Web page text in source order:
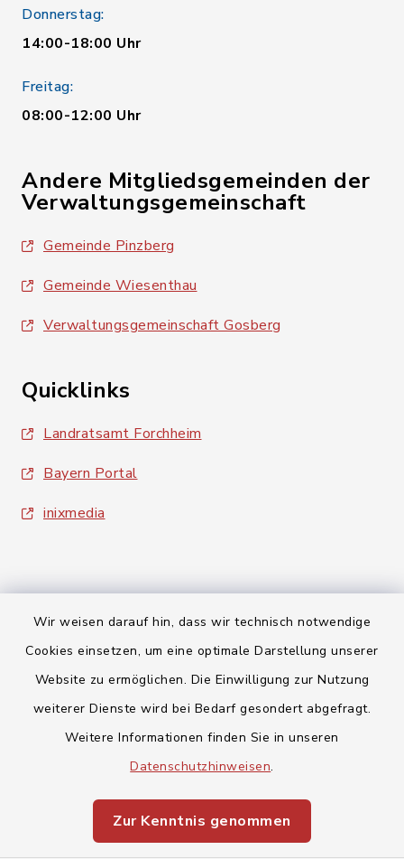
Wir weisen darauf hin, dass wir technisch notwendige
Cookies einsetzen, um eine optimale Darstellung unserer
Website zu ermöglichen. Die Einwilligung zur Nutzung
weiterer Dienste wird bei Bedarf gesondert abgefragt.
Weitere Informationen finden Sie in unseren
Datenschutzhinweisen.
Zur Kenntnis genommen
Donnerstag:
14:00-18:00 Uhr
Freitag:
08:00-12:00 Uhr
Andere Mitgliedsgemeinden der
Verwaltungsgemeinschaft
Gemeinde Pinzberg
Gemeinde Wiesenthau
Verwaltungsgemeinschaft Gosberg
Quicklinks
Landratsamt Forchheim
Bayern Portal
inixmedia
Kontakt
Barrierefreiheit
Datenschutz
Sitemap